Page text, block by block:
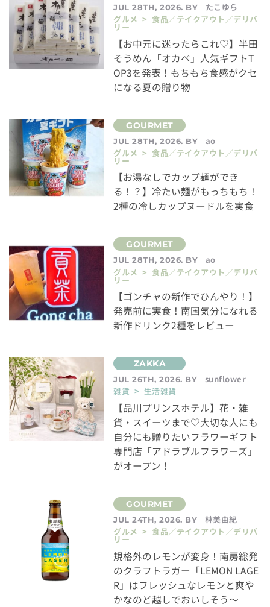
JUL 28TH, 2026. BY
たこゆら
グルメ > 食品／テイクアウト／デリバ
リー
【お中元に迷ったらこれ♡】半田
そうめん「オカベ」人気ギフトT
OP3を発表！もちもち食感がクセ
になる夏の贈り物
JUL 28TH, 2026. BY
ao
グルメ > 食品／テイクアウト／デリバ
リー
【お湯なしでカップ麺ができ
る！？】冷たい麺がもっちもち！
2種の冷しカップヌードルを実食
JUL 28TH, 2026. BY
ao
グルメ > 食品／テイクアウト／デリバ
リー
【ゴンチャの新作でひんやり！】
発売前に実食！南国気分になれる
新作ドリンク2種をレビュー
JUL 26TH, 2026. BY
sunflower
雑貨 > 生活雑貨
【品川プリンスホテル】花・雑
貨・スイーツまで♡大切な人にも
自分にも贈りたいフラワーギフト
専門店「アドラブルフラワーズ」
がオープン！
JUL 24TH, 2026. BY
林美由紀
グルメ > 食品／テイクアウト／デリバ
リー
規格外のレモンが変身！南房総発
のクラフトラガー「LEMON LAGE
R」はフレッシュなレモンと爽や
かなのど越しでおいしそう～